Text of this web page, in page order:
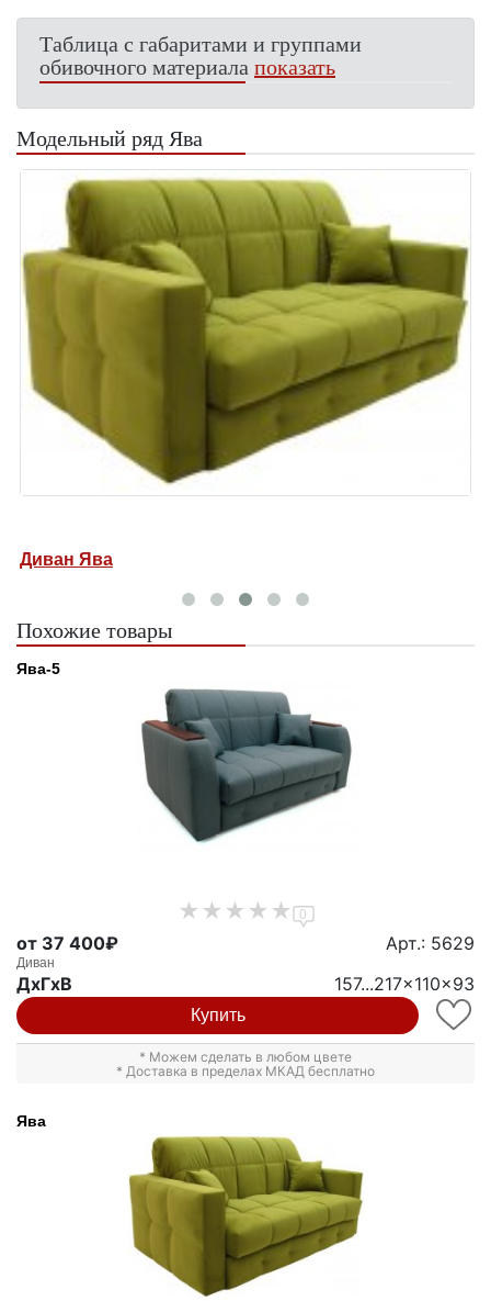
Таблица с габаритами и группами
обивочного материалапоказать
Модельный ряд Ява
Диван Ява
Похожие товары
Ява-5
0
от 37 400₽ Арт.: 5629
Диван
ДxГxВ 157...217x110x93
Купить
* Можем сделать в любом цвете
* Доставка в пределах МКАД бесплатно
Ява